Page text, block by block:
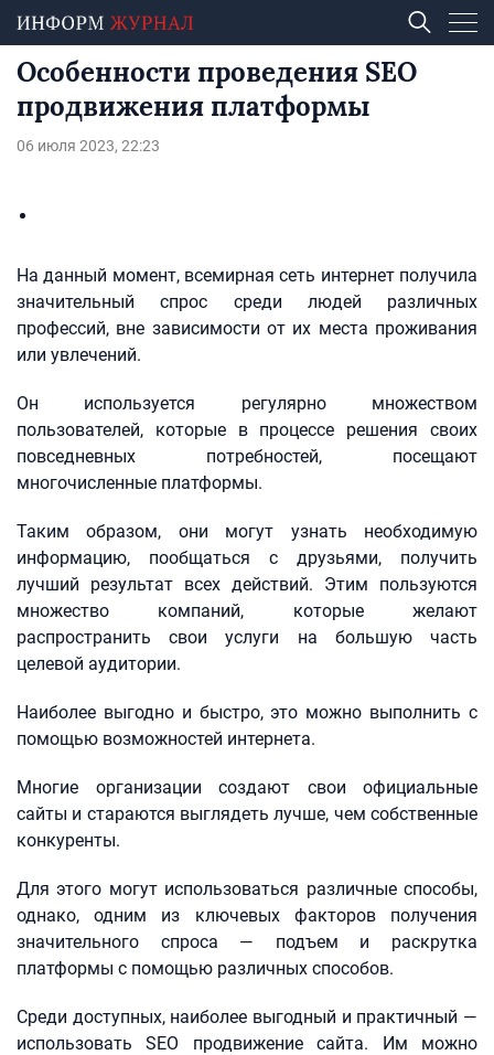
Особенности проведения SEO
продвижения платформы
06 июля 2023, 22:23
На данный момент, всемирная сеть интернет получила
значительный спрос среди людей различных
профессий, вне зависимости от их места проживания
или увлечений.
Он используется регулярно множеством
пользователей, которые в процессе решения своих
повседневных потребностей, посещают
многочисленные платформы.
Таким образом, они могут узнать необходимую
информацию, пообщаться с друзьями, получить
лучший результат всех действий. Этим пользуются
множество компаний, которые желают
распространить свои услуги на большую часть
целевой аудитории.
Наиболее выгодно и быстро, это можно выполнить с
помощью возможностей интернета.
Многие организации создают свои официальные
сайты и стараются выглядеть лучше, чем собственные
конкуренты.
Для этого могут использоваться различные способы,
однако, одним из ключевых факторов получения
значительного спроса — подъем и раскрутка
платформы с помощью различных способов.
Среди доступных, наиболее выгодный и практичный —
использовать SEO продвижение сайта. Им можно